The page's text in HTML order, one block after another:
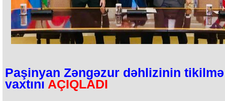
Paşinyan Zəngəzur dəhlizinin tikilmə
vaxtını AÇIQLADI